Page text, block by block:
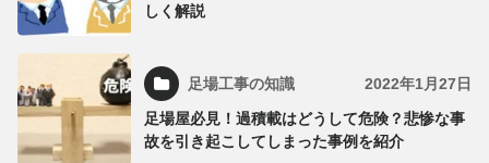
しく解説
足場工事の知識 2022年1月27日
足場屋必見！過積載はどうして危険？悲惨な事
故を引き起こしてしまった事例を紹介